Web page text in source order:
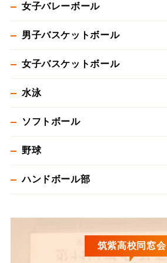
女子バレーボール
男子バスケットボール
女子バスケットボール
水泳
ソフトボール
野球
ハンドボール部
筑紫高校同窓会